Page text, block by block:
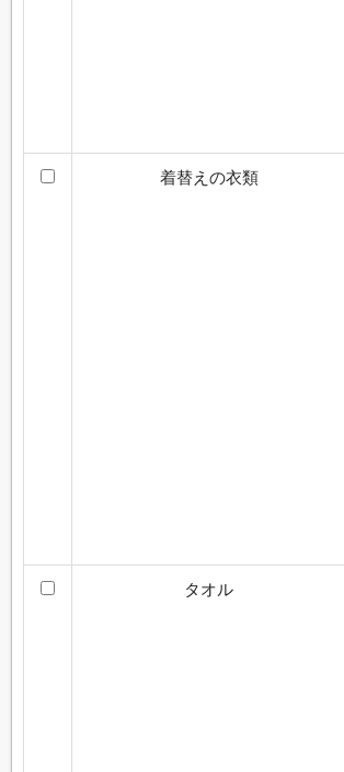
着替えの衣類
タオル